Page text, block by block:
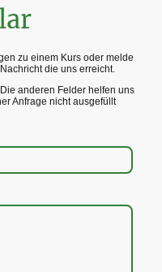
zu einem Kurs oder melde
die uns erreicht.
anderen Felder helfen uns
Anfrage nicht ausgefüllt